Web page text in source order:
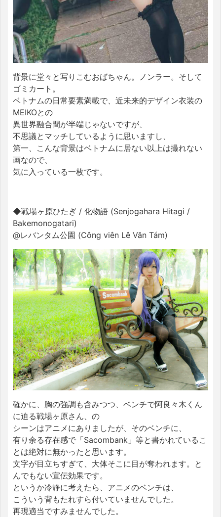
背景に堂々と写りこむおばちゃん。ノンラー。そして
ゴミカート。
ベトナムの日常要素満載で、近未来的デザイン衣装の
MEIKOとの
異世界融合間が半端じゃないですが、
不思議とマッチしているように思いますし、
第一、こんな背景はベトナムに居ない以上は撮れない
画なので、
気に入っている一枚です。
◆戦場ヶ原ひたぎ / 化物語 (Senjogahara Hitagi /
Bakemonogatari)
@レバンタム公園 (Công viên Lê Văn Tám)
確かに、胸の強調も含みつつ、ベンチで阿良々木くん
に迫る戦場ヶ原さん、の
シーンはアニメにありましたが、そのベンチに、
有り余る存在感で「Sacombank」等と書かれているこ
とは絶対に無かったと思います。
文字が目立ちすぎて、大体そこに目が奪われます。と
んでもない宣伝効果です。
というか冷静に考えたら、アニメのベンチは、
こういう背もたれすら付いていませんでした。
再現適当ですみませんでした。